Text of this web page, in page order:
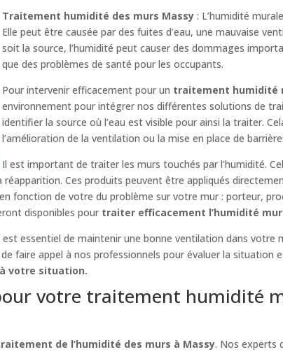
Traitement humidité des murs Massy : L’humidité
Elle peut être causée par des fuites d’eau, une mauvaise
soit la source, l’humidité peut causer des dommages
que des problèmes de santé pour les occupants.
Pour intervenir efficacement pour un traitement humidité
environnement pour intégrer nos différentes solutions de
identifier la source où l’eau est visible pour ainsi la traiter.
l’amélioration de la ventilation ou la mise en place de
Il est important de traiter les murs touchés par l’humidité.
réapparition. Ces produits peuvent être appliqués
fonction de votre du problème sur votre mur : porteur,
disponibles pour traiter efficacement l’humidité
essentiel de maintenir une bonne ventilation dans votre
faire appel à nos professionnels pour évaluer la situation
votre situation.
votre traitement humidité
de l’humidité des murs à Massy. Nos experts